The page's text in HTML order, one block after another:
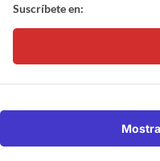
Suscríbete en: